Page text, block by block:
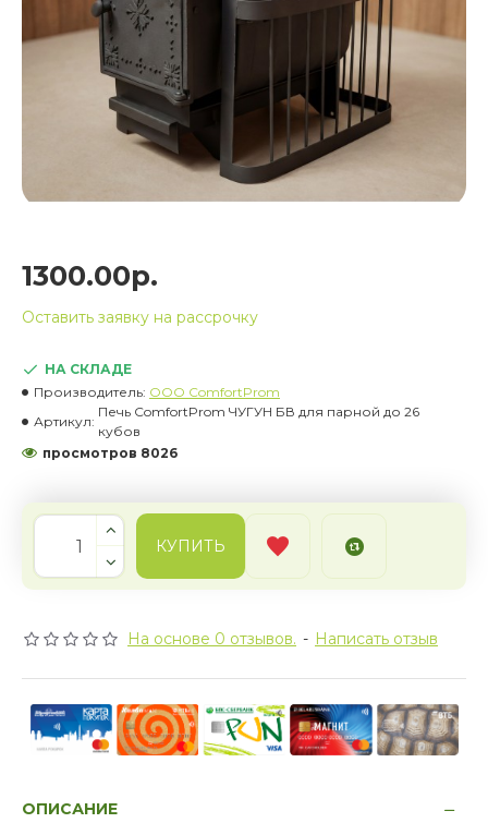
НА СКЛАДЕ
Производитель: OOO ComfortProm
Артикул:
Печь ComfortProm ЧУГУН БВ для парной до 26
кубов
просмотров 8026
На основе 0 отзывов. - Написать отзыв
1300.00р.
Оставить заявку на рассрочку
КУПИТЬ
ОПИСАНИЕ